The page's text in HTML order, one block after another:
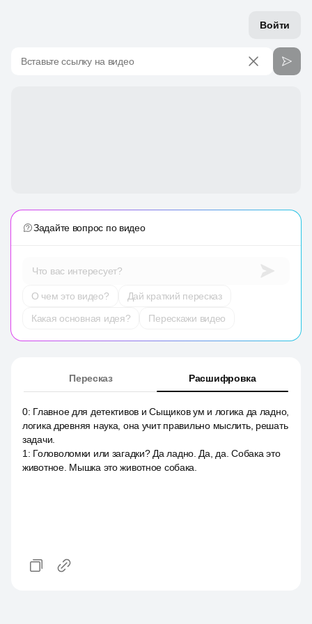
Войти
Вставьте ссылку на видео
Задайте вопрос по видео
Что вас интересует?
О чем это видео?
Дай краткий пересказ
Какая основная идея?
Перескажи видео
Пересказ Расшифровка
0: Главное для детективов и Сыщиков ум и логика да ладно,
логика древняя наука, она учит правильно мыслить, решать
задачи.
1 : Головоломки или загадки? Да ладно. Да, да. Собака это
животное. Мышка это животное собака.